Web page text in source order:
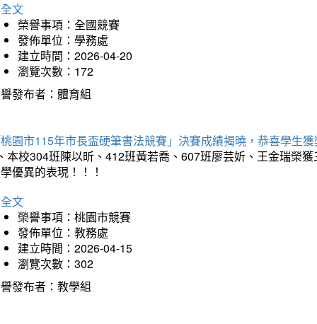
文
榮譽事項：全國競賽
發佈單位：學務處
建立時間：2026-04-20
瀏覽次數：172
發布者：體育組
園市115年市長盃硬筆書法競賽」決賽成績揭曉，恭喜學生
本校304班陳以昕、412班黃若喬、607班廖芸妡、王金瑞榮
優異的表現！！！
文
榮譽事項：桃園市競賽
發佈單位：教務處
建立時間：2026-04-15
瀏覽次數：302
發布者：教學組